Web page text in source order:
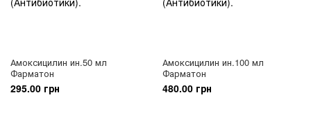
Амоксицилин ин.50 мл
Фарматон
295.00 грн
Амоксицилин ин.100 мл
Фарматон
480.00 грн